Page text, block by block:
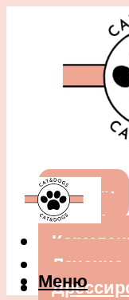
Собаки
Кошки
Лечение
Меню